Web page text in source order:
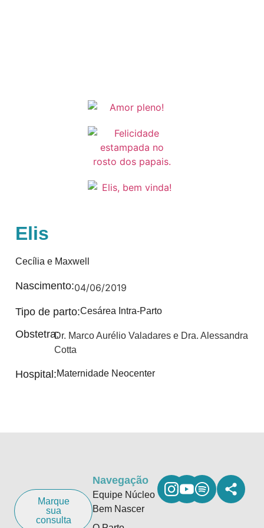
Elis
Cecília e Maxwell
Nascimento:04/06/2019
Tipo de parto:Cesárea Intra-Parto
Obstetra:Dr. Marco Aurélio Valadares e Dra. Alessandra
Cotta
Hospital:Maternidade Neocenter
Marque
sua
consulta
Navegação
Equipe Núcleo
Bem Nascer